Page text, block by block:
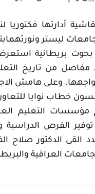
أدارتها فكتوريا
ليستر
بريطانية استعرض
مفاصل من تاريخ
وعلى هامش
خطاب نوايا
التعليم
الفرص الدراسية
القى الدكتور صلاح
العراقية